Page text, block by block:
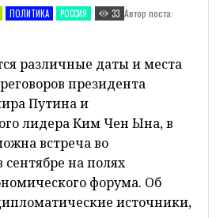
ПОЛИТИКА РОССИЯ 33 Автор поста:
различные даты и места
президента
Путина и
лидера Ким Чен Ына, в
встреча во
сентябре на полях
форума. Об
источники,